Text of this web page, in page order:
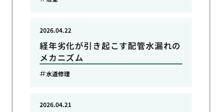
経年劣化が引き起こす配管水漏れの
メカニズム
2026.04.22
水道修理
2026.04.21